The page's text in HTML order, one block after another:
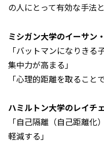
の人にとって有効な手法
ミシガン大学のイーサン
「バットマンになりきる
集中力が高まる」
「心理的距離を取ること
ハミルトン大学のレイチ
「自己隔離（自己距離化
軽減する」